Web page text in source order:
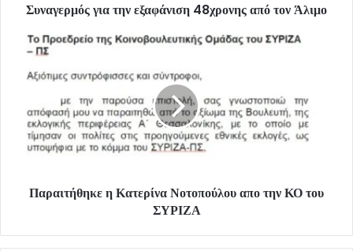
Συναγερμός για την εξαφάνιση 48χρονης από τον Άλιμο
Παραιτήθηκε η Κατερίνα Νοτοπούλου απο την ΚΟ του
ΣΥΡΙΖΑ